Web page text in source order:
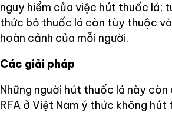
nguy hiểm của việc hút thuốc lá;
thức bỏ thuốc lá còn tùy thuộc
hoàn cảnh của mỗi người.
Các giải pháp
Những nguời hút thuốc lá này còn
RFA ở Việt Nam ý thức không hút